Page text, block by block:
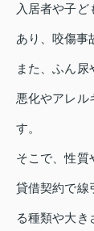
入居者や子
あり、咬傷事
また、ふん
悪化やアレル
す。
そこで、性質
貸借契約で線
る種類や大き